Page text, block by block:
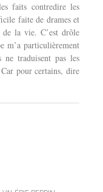
faits contredire les
faite de drames et
de la vie. C’est drôle
m’a particulièrement
traduisent pas les
pour certains, dire